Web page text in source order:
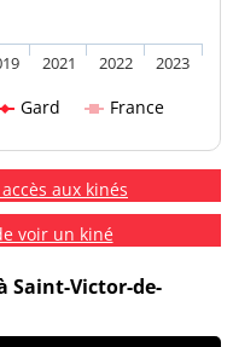
Gard France
2021 2022 2023
aux kinés
voir un kiné
Saint-Victor-de-